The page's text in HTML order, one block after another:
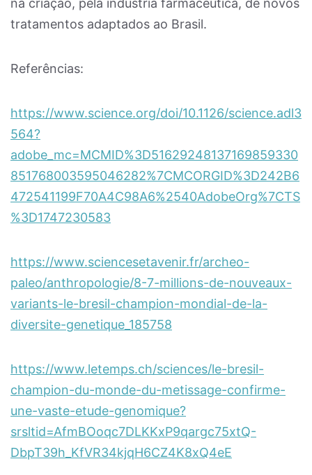
na criação, pela indústria farmacêutica, de novos
tratamentos adaptados ao Brasil.
Referências:
https://www.science.org/doi/10.1126/science.adl3
564?
adobe_mc=MCMID%3D51629248137169859330
851768003595046282%7CMCORGID%3D242B6
472541199F70A4C98A6%2540AdobeOrg%7CTS
%3D1747230583
https://www.sciencesetavenir.fr/archeo-
paleo/anthropologie/8-7-millions-de-nouveaux-
variants-le-bresil-champion-mondial-de-la-
diversite-genetique_185758
https://www.letemps.ch/sciences/le-bresil-
champion-du-monde-du-metissage-confirme-
une-vaste-etude-genomique?
srsltid=AfmBOoqc7DLKKxP9qargc75xtQ-
DbpT39h_KfVR34kjqH6CZ4K8xQ4eE